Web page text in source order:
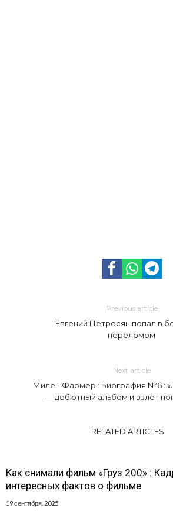
Previous article
Евгений Петросян попал в
переломом
Next article
Милен Фармер : Биография №6 :
— дебютный альбом и взлет
RELATED ARTICLES
Как снимали фильм «Груз 200» :
интересных фактов о фильме
19 сентября, 2025